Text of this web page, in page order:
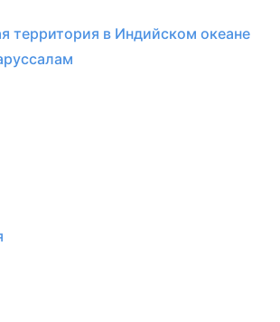
территория в Индийском океане